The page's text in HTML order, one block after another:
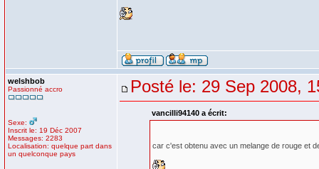
welshbob
Passionné accro
Sexe:
Inscrit le: 19 Déc 2007
Messages: 2283
Localisation: quelque part dans
un quelconque pays
Posté le: 29 Sep 2008,
vancilli94140 a écrit:
car c'est obtenu avec un melange de rouge et